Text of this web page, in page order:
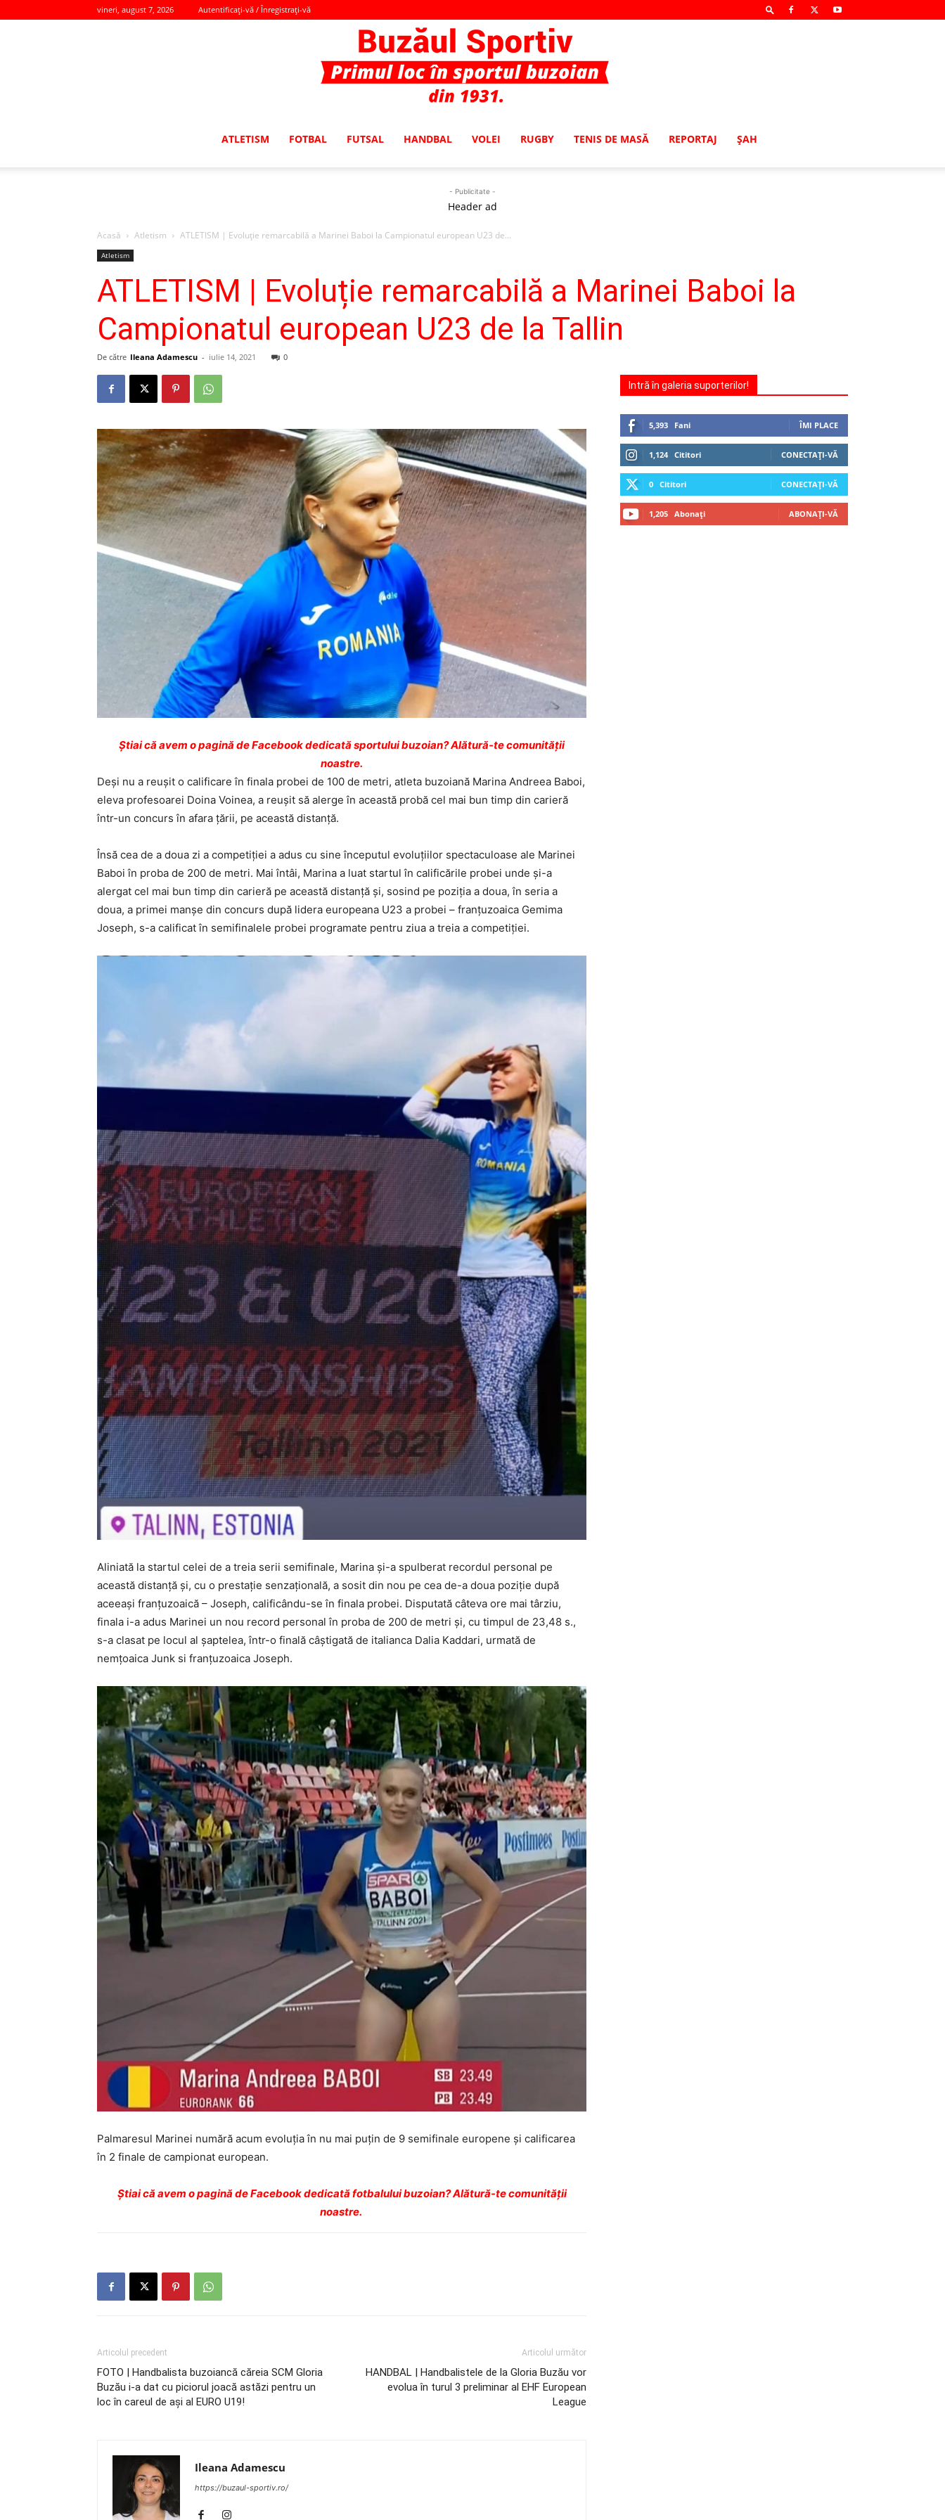
vineri, august 7, 2026 Autentificați-vă / Înregistrați-vă
ATLETISM FOTBAL FUTSAL HANDBAL VOLEI RUGBY TENIS DE MASĂ REPORTAJ ŞAH
- Publicitate -
Header ad
Acasă Atletism ATLETISM | Evoluție remarcabilă a Marinei Baboi la Campionatul european U23 de...
Atletism
ATLETISM | Evoluție remarcabilă a Marinei Baboi la
Campionatul european U23 de la Tallin
De către Ileana Adamescu - iulie 14, 2021 0
Ştiai că avem o pagină de Facebook dedicată sportului buzoian? Alătură-te comunității
noastre.
Deși nu a reușit o calificare în finala probei de 100 de metri, atleta buzoiană Marina Andreea Baboi,
eleva profesoarei Doina Voinea, a reușit să alerge în această probă cel mai bun timp din carieră
într-un concurs în afara țării, pe această distanță.
Însă cea de a doua zi a competiției a adus cu sine începutul evoluțiilor spectaculoase ale Marinei
Baboi în proba de 200 de metri. Mai întâi, Marina a luat startul în calificările probei unde și-a
alergat cel mai bun timp din carieră pe această distanță și, sosind pe poziția a doua, în seria a
doua, a primei manșe din concurs după lidera europeana U23 a probei – franțuzoaica Gemima
Joseph, s-a calificat în semifinalele probei programate pentru ziua a treia a competiției.
Aliniată la startul celei de a treia serii semifinale, Marina și-a spulberat recordul personal pe
această distanță și, cu o prestație senzațională, a sosit din nou pe cea de-a doua poziție după
aceeași franțuzoaică – Joseph, calificându-se în finala probei. Disputată câteva ore mai târziu,
finala i-a adus Marinei un nou record personal în proba de 200 de metri și, cu timpul de 23,48 s.,
s-a clasat pe locul al șaptelea, într-o finală câștigată de italianca Dalia Kaddari, urmată de
nemțoaica Junk si franțuzoaica Joseph.
Palmaresul Marinei numără acum evoluția în nu mai puțin de 9 semifinale europene și calificarea
în 2 finale de campionat european.
Ştiai că avem o pagină de Facebook dedicată fotbalului buzoian? Alătură-te comunității
noastre.
Articolul precedent
FOTO | Handbalista buzoiancă căreia SCM Gloria
Buzău i-a dat cu piciorul joacă astăzi pentru un
loc în careul de aşi al EURO U19!
Articolul următor
HANDBAL | Handbalistele de la Gloria Buzău vor
evolua în turul 3 preliminar al EHF European
League
Ileana Adamescu
https://buzaul-sportiv.ro/
Intră în galeria suporterilor!
5,393 Fani ÎMI PLACE
1,124 Cititori CONECTAȚI-VĂ
0 Cititori CONECTAȚI-VĂ
1,205 Abonați ABONAȚI-VĂ